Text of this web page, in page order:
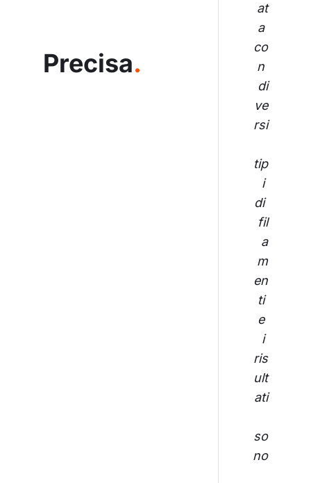
Precisa.
at
a
co
n
di
ve
rsi
tip
i
di
fil
a
m
en
ti
e
i
ris
ult
ati
so
no